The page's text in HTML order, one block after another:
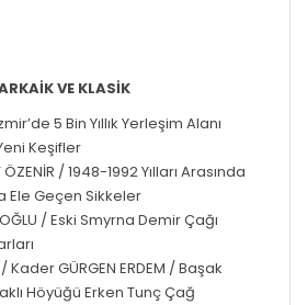
VE KLASİK
5 Bin Yıllık Yerleşim Alanı
Keşifler
/ 1948-1992 Yılları Arasında
Ele Geçen Sikkeler
/ Eski Smyrna Demir Çağı
/ Kader GÜRGEN ERDEM / Başak
Höyüğü Erken Tunç Çağ